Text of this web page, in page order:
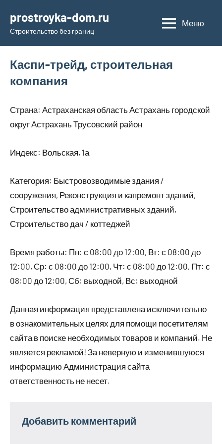
содержимому
prostroyka-dom.ru
Строительство без границ
Меню
Каспи-трейд, строительная
компания
Страна: Астраханская область Астрахань городской
округ Астрахань Трусовский район
Индекс: Вольская, 1а
Категория: Быстровозводимые здания /
сооружения, Реконструкция и капремонт зданий,
Строительство административных зданий,
Строительство дач / коттеджей
Время работы: Пн: с 08:00 до 12:00, Вт: с 08:00 до
12:00, Ср: с 08:00 до 12:00, Чт: с 08:00 до 12:00, Пт: с
08:00 до 12:00, Сб: выходной, Вс: выходной
Данная информация представлена исключительно
в ознакомительных целях для помощи посетителям
сайта в поиске необходимых товаров и компаний. Не
является рекламой! За неверную и изменившуюся
информацию Администрация сайта
ответственность не несет.
Добавить комментарий